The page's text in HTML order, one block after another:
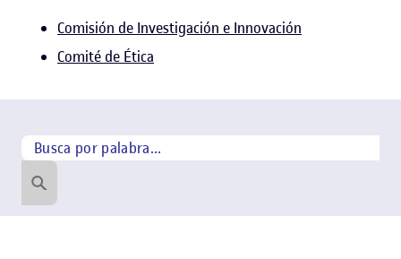
Comisión de Investigación e Innovación
Comité de Ética
Búsqueda por palabra
Buscar